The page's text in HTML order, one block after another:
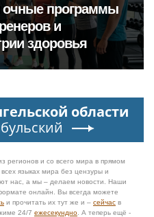
очные программы
и
здоровья
области
регионов и со всего мира в прямом
языках мира без цензуры и
нас, а мы – делаем новости. Наши
онлайн. Вы всегда можете
и прочитать их тут же и – сейчас в
24/7 ежесекундно . А теперь ещё -